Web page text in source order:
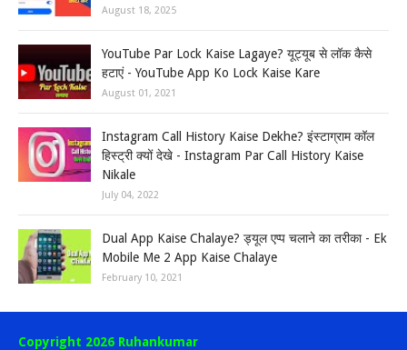
August 18, 2025
YouTube Par Lock Kaise Lagaye? यूट्यूब से लॉक कैसे
हटाएं - YouTube App Ko Lock Kaise Kare
August 01, 2021
Instagram Call History Kaise Dekhe? इंस्टाग्राम कॉल
हिस्ट्री क्यों देखे - Instagram Par Call History Kaise
Nikale
July 04, 2022
Dual App Kaise Chalaye? ड्यूल एप्प चलाने का तरीका - Ek
Mobile Me 2 App Kaise Chalaye
February 10, 2021
Copyright 2026 Ruhankumar